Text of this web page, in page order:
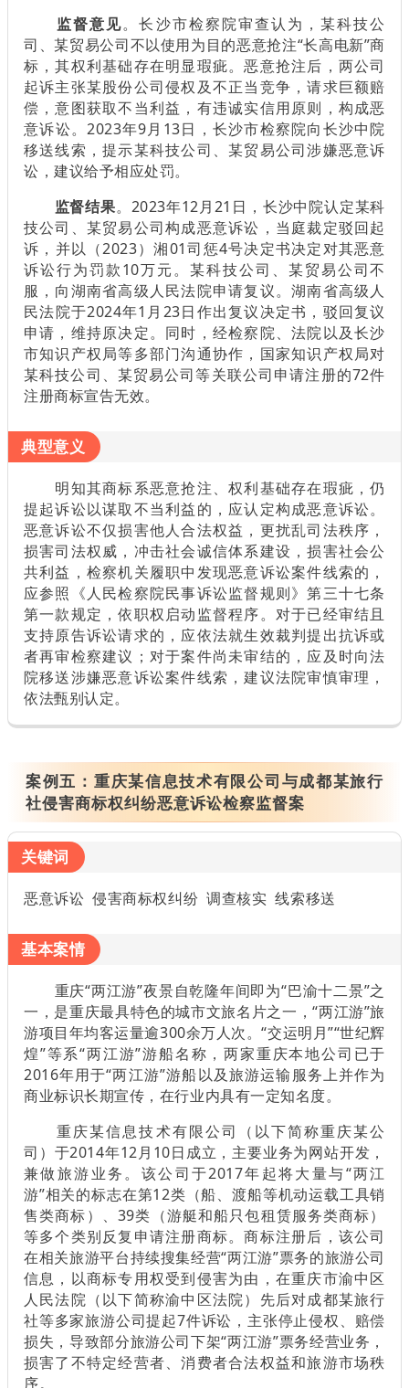
监督意见。长沙市检察院审查认为，某科技公
司、某贸易公司不以使用为目的恶意抢注“长高电新”商
标，其权利基础存在明显瑕疵。恶意抢注后，两公司
起诉主张某股份公司侵权及不正当竞争，请求巨额赔
偿，意图获取不当利益，有违诚实信用原则，构成恶
意诉讼。2023年9月13日，长沙市检察院向长沙中院
移送线索，提示某科技公司、某贸易公司涉嫌恶意诉
讼，建议给予相应处罚。
监督结果。2023年12月21日，长沙中院认定某科
技公司、某贸易公司构成恶意诉讼，当庭裁定驳回起
诉，并以（2023）湘01司惩4号决定书决定对其恶意
诉讼行为罚款10万元。某科技公司、某贸易公司不
服，向湖南省高级人民法院申请复议。湖南省高级人
民法院于2024年1月23日作出复议决定书，驳回复议
申请，维持原决定。同时，经检察院、法院以及长沙
市知识产权局等多部门沟通协作，国家知识产权局对
某科技公司、某贸易公司等关联公司申请注册的72件
注册商标宣告无效。
典型意义
明知其商标系恶意抢注、权利基础存在瑕疵，仍
提起诉讼以谋取不当利益的，应认定构成恶意诉讼。
恶意诉讼不仅损害他人合法权益，更扰乱司法秩序，
损害司法权威，冲击社会诚信体系建设，损害社会公
共利益，检察机关履职中发现恶意诉讼案件线索的，
应参照《人民检察院民事诉讼监督规则》第三十七条
第一款规定，依职权启动监督程序。对于已经审结且
支持原告诉讼请求的，应依法就生效裁判提出抗诉或
者再审检察建议；对于案件尚未审结的，应及时向法
院移送涉嫌恶意诉讼案件线索，建议法院审慎审理，
依法甄别认定。
案例五： 重庆某信息技术有限公司与成都某旅行
社侵害商标权纠纷恶意诉讼检察监督案
关键词
恶意诉讼 侵害商标权纠纷 调查核实 线索移送
基本案情
重庆“两江游”夜景自乾隆年间即为“巴渝十二景”之
一，是重庆最具特色的城市文旅名片之一，“两江游”旅
游项目年均客运量逾300余万人次。“交运明月”“世纪辉
煌”等系“两江游”游船名称，两家重庆本地公司已于
2016年用于“两江游”游船以及旅游运输服务上并作为
商业标识长期宣传，在行业内具有一定知名度。
重庆某信息技术有限公司（以下简称重庆某公
司）于2014年12月10日成立，主要业务为网站开发，
兼做旅游业务。该公司于2017年起将大量与“两江
游”相关的标志在第12类（船、渡船等机动运载工具销
售类商标）、39类（游艇和船只包租赁服务类商标）
等多个类别反复申请注册商标。商标注册后，该公司
在相关旅游平台持续搜集经营“两江游”票务的旅游公司
信息，以商标专用权受到侵害为由，在重庆市渝中区
人民法院（以下简称渝中区法院）先后对成都某旅行
社等多家旅游公司提起7件诉讼，主张停止侵权、赔偿
损失，导致部分旅游公司下架“两江游”票务经营业务，
损害了不特定经营者、消费者合法权益和旅游市场秩
序。